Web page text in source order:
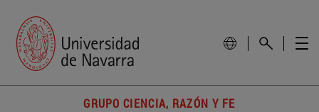
GRUPO CIENCIA, RAZÓN Y FE